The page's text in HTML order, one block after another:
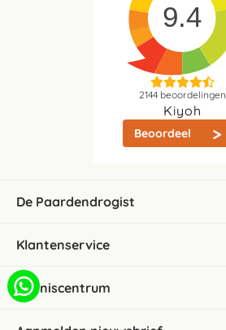
9.4
2144beoordelingen
Kiyoh
Beoordeel
De Paardendrogist
Klantenservice
Kenniscentrum